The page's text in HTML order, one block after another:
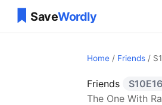
Home / Friends /
Friends
Friends
S10E16
The One With